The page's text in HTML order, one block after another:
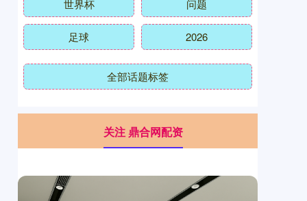
世界杯 问题
足球 2026
全部话题标签
关注 鼎合网配资